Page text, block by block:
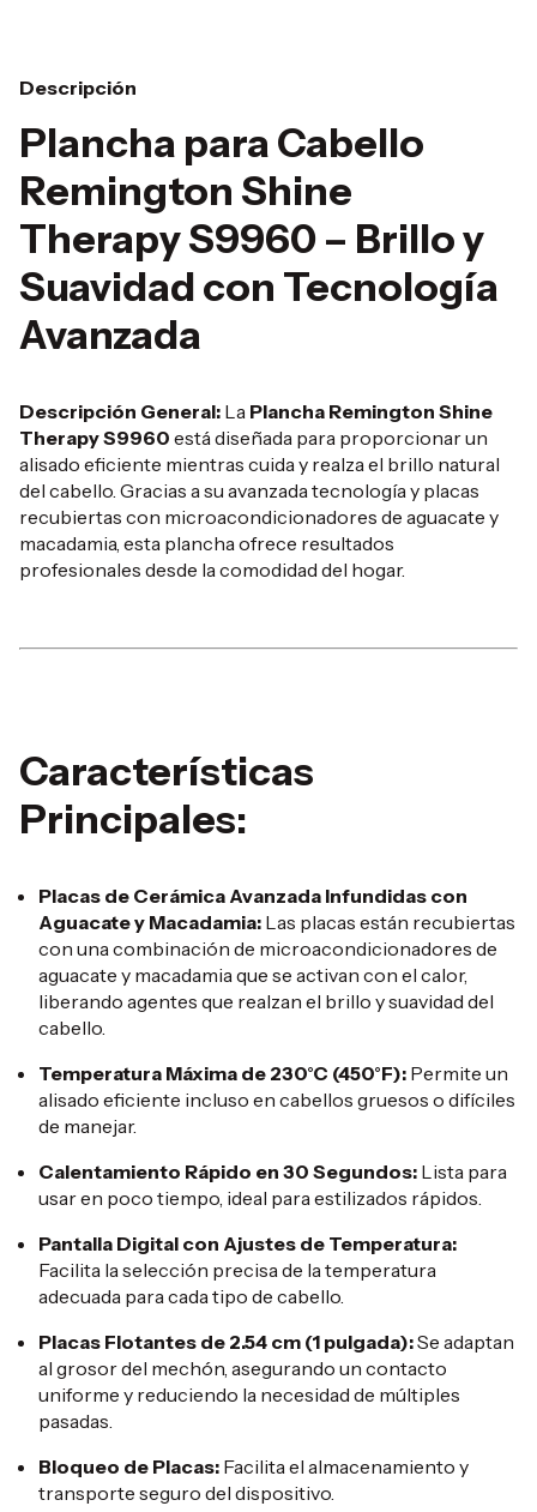
Descripción
Plancha para Cabello
Remington Shine
Therapy S9960 – Brillo y
Suavidad con Tecnología
Avanzada
Descripción General: La Plancha Remington Shine
Therapy S9960 está diseñada para proporcionar un
alisado eficiente mientras cuida y realza el brillo natural
del cabello. Gracias a su avanzada tecnología y placas
recubiertas con microacondicionadores de aguacate y
macadamia, esta plancha ofrece resultados
profesionales desde la comodidad del hogar.
Características
Principales:
Placas de Cerámica Avanzada Infundidas con
Aguacate y Macadamia: Las placas están recubiertas
con una combinación de microacondicionadores de
aguacate y macadamia que se activan con el calor,
liberando agentes que realzan el brillo y suavidad del
cabello.
Temperatura Máxima de 230°C (450°F): Permite un
alisado eficiente incluso en cabellos gruesos o difíciles
de manejar.
Calentamiento Rápido en 30 Segundos: Lista para
usar en poco tiempo, ideal para estilizados rápidos.
Pantalla Digital con Ajustes de Temperatura:
Facilita la selección precisa de la temperatura
adecuada para cada tipo de cabello.
Placas Flotantes de 2.54 cm (1 pulgada):Se adaptan
al grosor del mechón, asegurando un contacto
uniforme y reduciendo la necesidad de múltiples
pasadas.
Bloqueo de Placas: Facilita el almacenamiento y
transporte seguro del dispositivo.